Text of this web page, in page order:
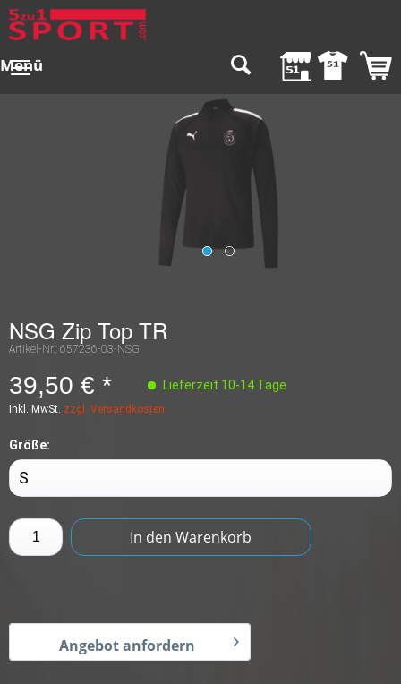
Menü
NSG Zip Top TR
Artikel-Nr.: 657236-03-NSG
39,50 € * Lieferzeit 10-14 Tage
inkl. MwSt. zzgl. Versandkosten
Größe:
In den Warenkorb
Angebot anfordern